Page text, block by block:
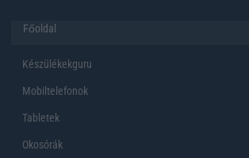
Főoldal
Készülékekguru
Mobiltelefonok
Tabletek
Okosórák